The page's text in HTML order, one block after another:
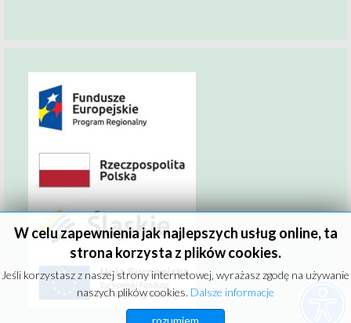
W celu zapewnienia jak najlepszych usług online, ta
strona korzysta z plików cookies.
Jeśli korzystasz z naszej strony internetowej, wyrażasz zgodę na używanie
naszych plików cookies. Dalsze informacje
rozumiem